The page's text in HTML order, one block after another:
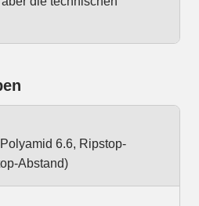
6.6, Ripstop-
Abstand)